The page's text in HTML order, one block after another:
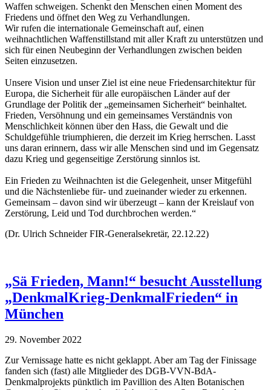
Waffen schweigen. Schenkt den Menschen einen Moment des
Friedens und öffnet den Weg zu Verhandlungen.
Wir rufen die internationale Gemeinschaft auf, einen
weihnachtlichen Waffenstillstand mit aller Kraft zu unterstützen und
sich für einen Neubeginn der Verhandlungen zwischen beiden
Seiten einzusetzen.
Unsere Vision und unser Ziel ist eine neue Friedensarchitektur für
Europa, die Sicherheit für alle europäischen Länder auf der
Grundlage der Politik der „gemeinsamen Sicherheit“ beinhaltet.
Frieden, Versöhnung und ein gemeinsames Verständnis von
Menschlichkeit können über den Hass, die Gewalt und die
Schuldgefühle triumphieren, die derzeit im Krieg herrschen. Lasst
uns daran erinnern, dass wir alle Menschen sind und im Gegensatz
dazu Krieg und gegenseitige Zerstörung sinnlos ist.
Ein Frieden zu Weihnachten ist die Gelegenheit, unser Mitgefühl
und die Nächstenliebe für- und zueinander wieder zu erkennen.
Gemeinsam – davon sind wir überzeugt – kann der Kreislauf von
Zerstörung, Leid und Tod durchbrochen werden.“
(Dr. Ulrich Schneider FIR-Generalsekretär, 22.12.22)
„Sä Frieden, Mann!“ besucht Ausstellung
„DenkmalKrieg-DenkmalFrieden“ in
München
29. November 2022
Zur Vernissage hatte es nicht geklappt. Aber am Tag der Finissage
fanden sich (fast) alle Mitglieder des DGB-VVN-BdA-
Denkmalprojekts pünktlich im Pavillion des Alten Botanischen